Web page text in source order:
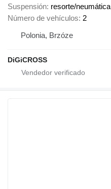
Suspensión resorte/neumática
Número de vehículos 2
Polonia, Brzóze
DiGiCROSS